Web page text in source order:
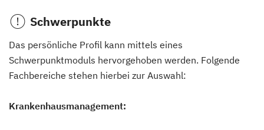
Schwerpunkte
Das persönliche Profil kann mittels eines
Schwerpunktmoduls hervorgehoben werden. Folgende
Fachbereiche stehen hierbei zur Auswahl:
Krankenhausmanagement: